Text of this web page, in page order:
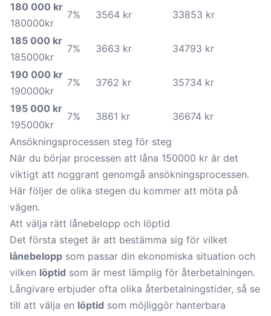
180 000 kr
180000kr
7% 3564 kr 33853 kr
185 000 kr
185000kr
7% 3663 kr 34793 kr
190 000 kr
190000kr
7% 3762 kr 35734 kr
195 000 kr
195000kr
7% 3861 kr 36674 kr
Ansökningsprocessen steg för steg
När du börjar processen att låna 150000 kr är det
viktigt att noggrant genomgå ansökningsprocessen.
Här följer de olika stegen du kommer att möta på
vägen.
Att välja rätt lånebelopp och löptid
Det första steget är att bestämma sig för vilket
lånebelopp som passar din ekonomiska situation och
vilken löptid som är mest lämplig för återbetalningen.
Långivare erbjuder ofta olika återbetalningstider, så se
till att välja en löptid som möjliggör hanterbara